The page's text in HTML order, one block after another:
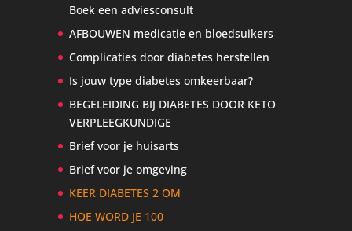
Boek een adviesconsult
AFBOUWEN medicatie en bloedsuikers
Complicaties door diabetes herstellen
Is jouw type diabetes omkeerbaar?
BEGELEIDING BIJ DIABETES DOOR KETO
VERPLEEGKUNDIGE
Brief voor je huisarts
Brief voor je omgeving
KEER DIABETES 2 OM
HOE WORD JE 100